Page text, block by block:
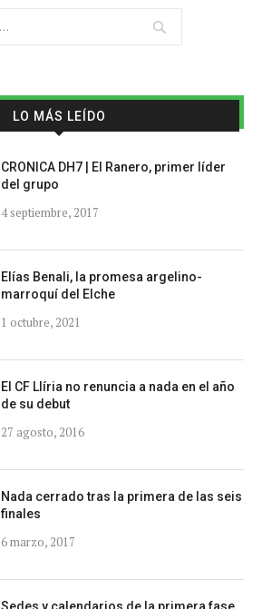
LO MÁS LEÍDO
CRONICA DH7 | El Ranero, primer líder
del grupo
4 septiembre, 2017
Elías Benali, la promesa argelino-
marroquí del Elche
1 octubre, 2021
El CF Llíria no renuncia a nada en el año
de su debut
27 agosto, 2016
Nada cerrado tras la primera de las seis
finales
6 marzo, 2017